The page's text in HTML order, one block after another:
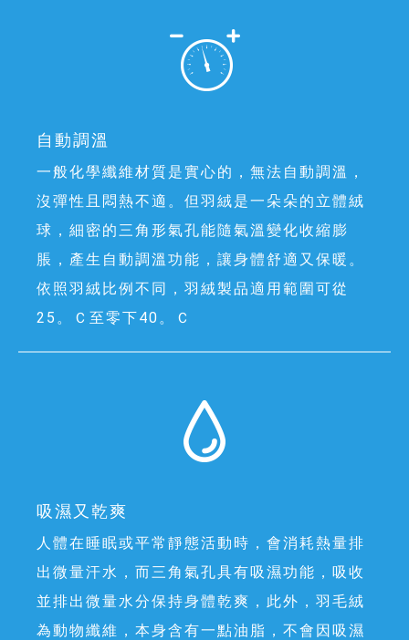
自動調溫
一般化學纖維材質是實心的，無法自動調溫，
沒彈性且悶熱不適。但羽絨是一朵朵的立體絨
球，細密的三角形氣孔能隨氣溫變化收縮膨
脹，產生自動調溫功能，讓身體舒適又保暖。
依照羽絨比例不同，羽絨製品適用範圍可從
25。Ｃ至零下40。Ｃ
吸濕又乾爽
人體在睡眠或平常靜態活動時，會消耗熱量排
出微量汗水，而三角氣孔具有吸濕功能，吸收
並排出微量水分保持身體乾爽，此外，羽毛絨
為動物纖維，本身含有一點油脂，不會因吸濕